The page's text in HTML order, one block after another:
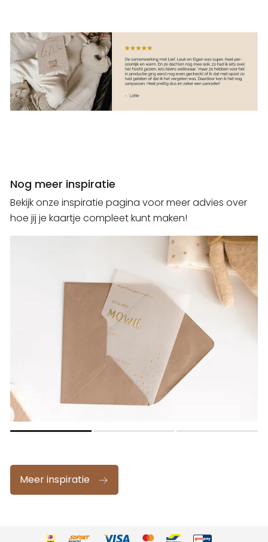
Nog meer inspiratie
Bekijk onze inspiratie pagina voor meer advies over
hoe jij je kaartje compleet kunt maken!
Meer inspiratie